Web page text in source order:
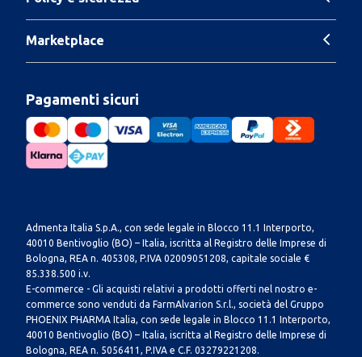
Marketplace
Pagamenti sicuri
Admenta Italia S.p.A., con sede legale in Blocco 11.1 Interporto,
40010 Bentivoglio (BO) – Italia, iscritta al Registro delle Imprese di
Bologna, REA n. 405308, P.IVA 02009051208, capitale sociale €
85.338.500 i.v.
E-commerce - Gli acquisti relativi a prodotti offerti nel nostro e-
commerce sono venduti da FarmAlvarion S.r.l., società del Gruppo
PHOENIX PHARMA Italia, con sede legale in Blocco 11.1 Interporto,
40010 Bentivoglio (BO) – Italia, iscritta al Registro delle Imprese di
Bologna, REA n. 5056411, P.IVA e C.F. 03279221208.